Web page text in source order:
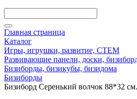
Главная страница
Каталог
Игры, игрушки, развитие, СТЕМ
Развивающие панели, доски,
Бизиборды, бизикубы, бизидома
Бизиборды
Бизиборд Серенький волчок 88*32